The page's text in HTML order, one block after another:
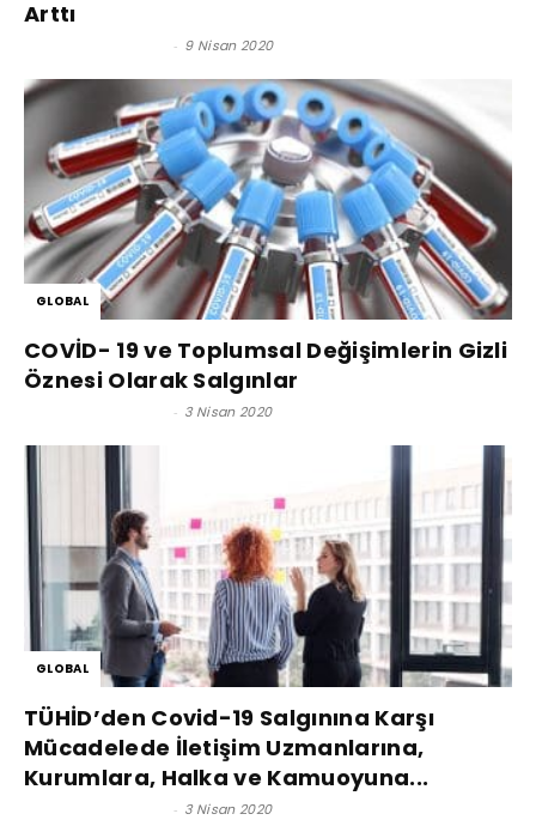
Arttı
- 9 Nisan 2020
GLOBAL
COVİD- 19 ve Toplumsal Değişimlerin Gizli
Öznesi Olarak Salgınlar
- 3 Nisan 2020
GLOBAL
TÜHİD’den Covid-19 Salgınına Karşı
Mücadelede İletişim Uzmanlarına,
Kurumlara, Halka ve Kamuoyuna...
- 3 Nisan 2020